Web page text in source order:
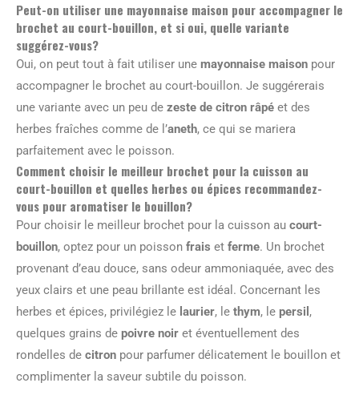
Peut-on utiliser une mayonnaise maison pour accompagner le
brochet au court-bouillon, et si oui, quelle variante
suggérez-vous?
Oui, on peut tout à fait utiliser une mayonnaise maison pour
accompagner le brochet au court-bouillon. Je suggérerais
une variante avec un peu de zeste de citron râpé et des
herbes fraîches comme de l’aneth, ce qui se mariera
parfaitement avec le poisson.
Comment choisir le meilleur brochet pour la cuisson au
court-bouillon et quelles herbes ou épices recommandez-
vous pour aromatiser le bouillon?
Pour choisir le meilleur brochet pour la cuisson au court-
bouillon, optez pour un poisson frais et ferme. Un brochet
provenant d’eau douce, sans odeur ammoniaquée, avec des
yeux clairs et une peau brillante est idéal. Concernant les
herbes et épices, privilégiez le laurier, le thym, le persil ,
quelques grains de poivre noir et éventuellement des
rondelles de citron pour parfumer délicatement le bouillon et
complimenter la saveur subtile du poisson.